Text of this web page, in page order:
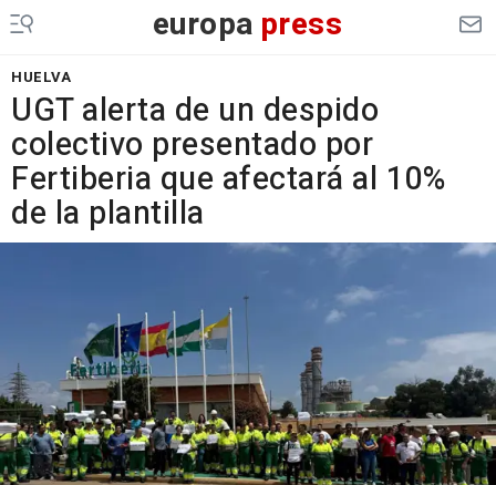
europa press
HUELVA
UGT alerta de un despido
colectivo presentado por
Fertiberia que afectará al 10%
de la plantilla